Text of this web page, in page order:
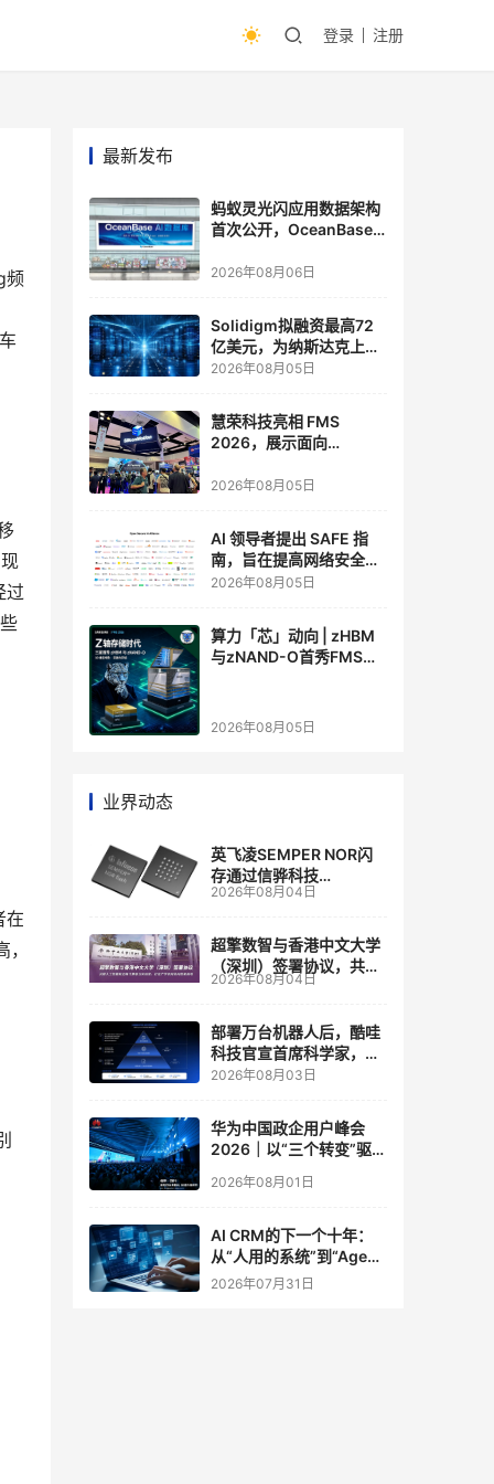
登录 注册
频
过
在
最新发布
蚂蚁灵光闪应用数据架构
首次公开，OceanBase
2026年08月06日
Solidigm拟融资最高72
亿美元，为纳斯达克上市
做准备
2026年08月05日
慧荣科技亮相 FMS
2026，展示面向
存储方案
2026年08月05日
AI 领导者提出 SAFE 指
南，旨在提高网络安全透
明度
2026年08月05日
算力「芯」动向 | zHBM
与zNAND-O首秀FMS
个维度，z轴算盘的魅力
2026年08月05日
业界动态
英飞凌SEMPER NOR闪
存通过信骅科技
AST2700 BMC认证，全
管理
2026年08月04日
超擎数智与香港中文大学
（深圳）签署协议，共建
人工智能和边缘计算联合
2026年08月04日
部署万台机器人后，酷哇
科技官宣首席科学家，要
让世界模型交付生产力
2026年08月03日
华为中国政企用户峰会
2026｜以“三个转变”驱动
2026年08月01日
AI CRM的下一个十年：
从“人用的系统”到“Agent
调用的底座”
2026年07月31日